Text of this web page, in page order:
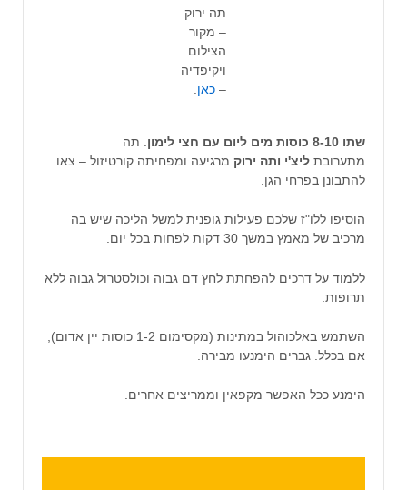
תה ירוק
– מקור
הצילום
ויקיפדיה
– כאן.
שתו 8-10 כוסות מים ליום עם חצי לימון . תה
מתערובת ליצ'י ותה ירוק מרגיעה ומפחיתה קורטיזול – צאו
להתבונן בפרחי הגן.
הוסיפו ללו"ז שלכם פעילות גופנית למשל הליכה שיש בה
מרכיב של מאמץ במשך 30 דקות לפחות בכל יום.
ללמוד על דרכים להפחתת לחץ דם גבוה וכולסטרול גבוה ללא
תרופות.
השתמש באלכוהול במתינות (מקסימום 1-2 כוסות יין אדום),
אם בכלל. גברים הימנעו מבירה.
הימנע ככל האפשר מקפאין וממריצים אחרים.